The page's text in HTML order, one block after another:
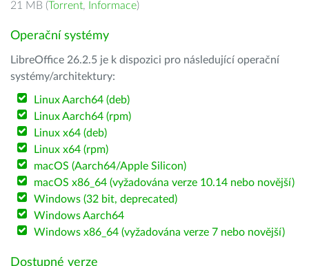
21 MB (Torrent, Informace)
Operační systémy
LibreOffice 26.2.5 je k dispozici pro následující operační
systémy/architektury:
Linux Aarch64 (deb)
Linux Aarch64 (rpm)
Linux x64 (deb)
Linux x64 (rpm)
macOS (Aarch64/Apple Silicon)
macOS x86_64 (vyžadována verze 10.14 nebo novější)
Windows (32 bit, deprecated)
Windows Aarch64
Windows x86_64 (vyžadována verze 7 nebo novější)
Dostupné verze